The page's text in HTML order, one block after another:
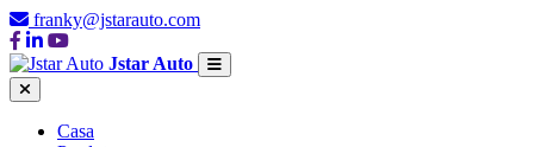
franky@jstarauto.com
Jstar Auto
Casa